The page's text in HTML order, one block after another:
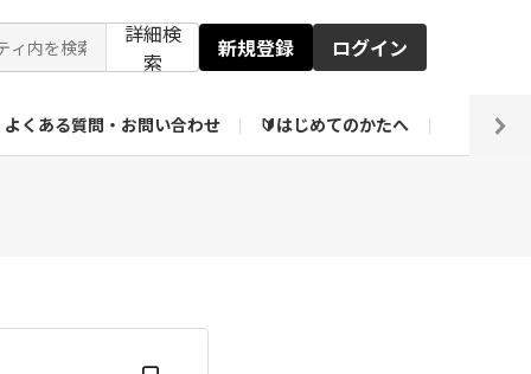
詳細検
索
新規登録 ログイン
よくある質問・お問い合わせ 🔰はじめてのかたへ 編集